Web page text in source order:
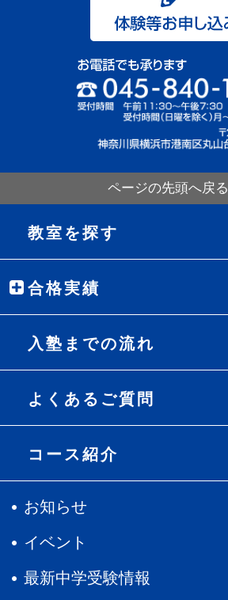
ページの先頭へ戻る
教室を探す
合格実績
入塾までの流れ
よくあるご質問
コース紹介
お知らせ
イベント
最新中学受験情報